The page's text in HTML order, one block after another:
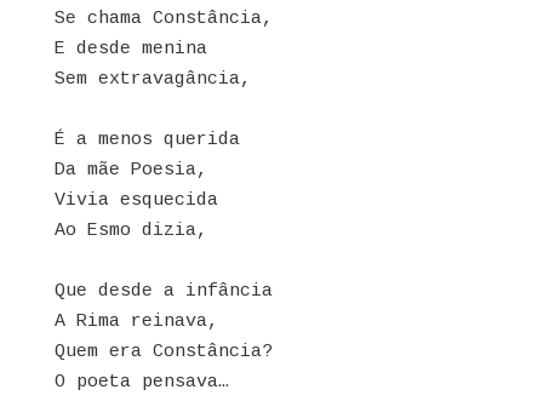
Se chama Constância,
E desde menina
Sem extravagância,
É a menos querida
Da mãe Poesia,
Vivia esquecida
Ao Esmo dizia,
Que desde a infância
A Rima reinava,
Quem era Constância?
O poeta pensava…